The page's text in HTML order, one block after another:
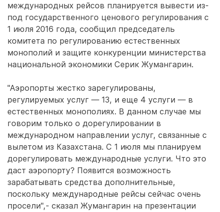
международных рейсов планируется вывести из-
под государственного ценового регулирования с
1 июля 2016 года, сообщил председатель
комитета по регулированию естественных
монополий и защите конкуренции министерства
национальной экономики Серик Жумангарин.
"Аэропорты жестко зарегулированы,
регулируемых услуг — 13, и еще 4 услуги — в
естественных монополиях. В данном случае мы
говорим только о дорегулировании в
международном направлении услуг, связанные с
вылетом из Казахстана. С 1 июля мы планируем
дорегулировать международные услуги. Что это
даст аэропорту? Появится возможность
зарабатывать средства дополнительные,
поскольку международные рейсы сейчас очень
просели",- сказал Жумангарин на презентации